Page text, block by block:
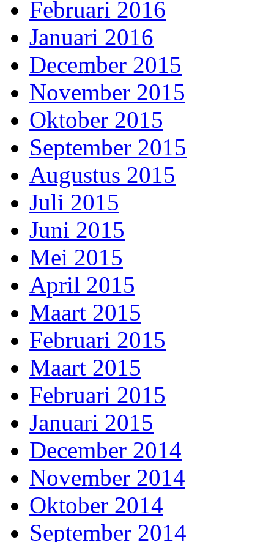
Februari 2016
Januari 2016
December 2015
November 2015
Oktober 2015
September 2015
Augustus 2015
Juli 2015
Juni 2015
Mei 2015
April 2015
Maart 2015
Februari 2015
Maart 2015
Februari 2015
Januari 2015
December 2014
November 2014
Oktober 2014
September 2014